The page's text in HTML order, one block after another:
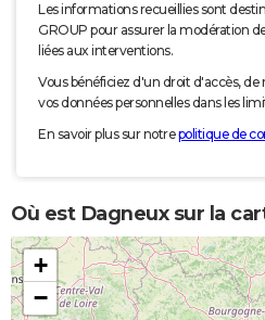
Les informations recueillies sont
GROUP pour assurer la modération
liées aux interventions.
Vous bénéficiez d'un droit d'accès,
vos données personnelles dans les
En savoir plus sur notrepolitique de
Où est Dagneux sur la
+
−